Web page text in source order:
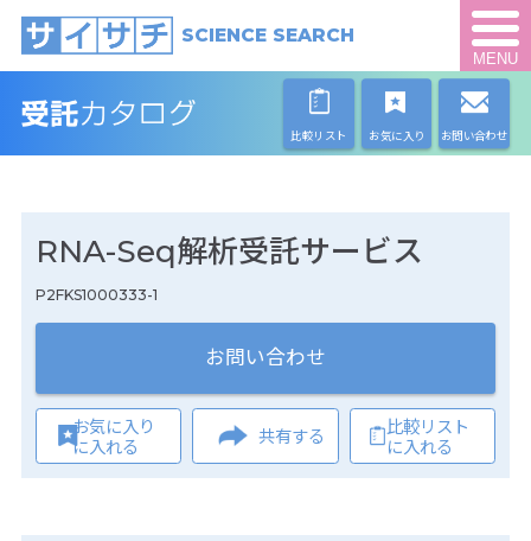
SCIENCE SEARCH
MENU
比較リスト お気に入り お問い合わせ
RNA-Seq解析受託サービス
P2FKS1000333-1
お問い合わせ
お気に入り
に入れる
共有する
比較リスト
に入れる